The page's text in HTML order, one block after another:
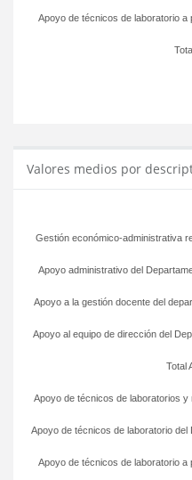
Apoyo de técnicos de laboratorio a
Valores medios por
Apoyo de técnicos de laboratorio a
Apoyo de técnicos de laboratorio del
Apoyo de técnicos de laboratorios y
Total
Apoyo al equipo de dirección del
Apoyo a la gestión docente del
Apoyo administrativo del
Gestión económico-administrativa